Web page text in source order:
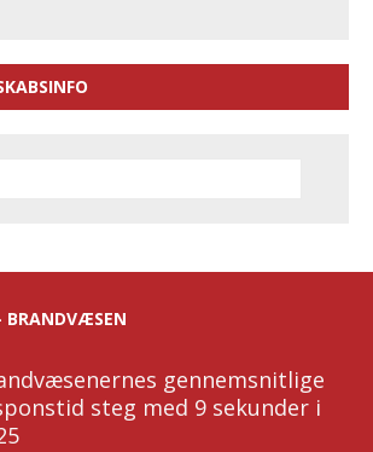
BRANDVÆSEN
gennemsnitlige
steg med 9 sekunder i